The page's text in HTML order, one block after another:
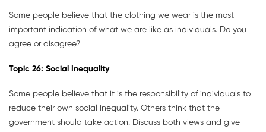
Some people believe that the clothing we wear is the most
important indication of what we are like as individuals. Do you
agree or disagree?
Topic 26: Social Inequality
Some people believe that it is the responsibility of individuals to
reduce their own social inequality. Others think that the
government should take action. Discuss both views and give